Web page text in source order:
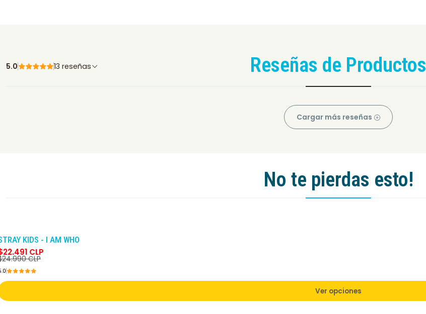
Reseñas de Productos
5.0 13 reseñas
Cargar más reseñas
No te pierdas esto!
KIDS - I AM WHO
CLP
CLP
Ver opciones